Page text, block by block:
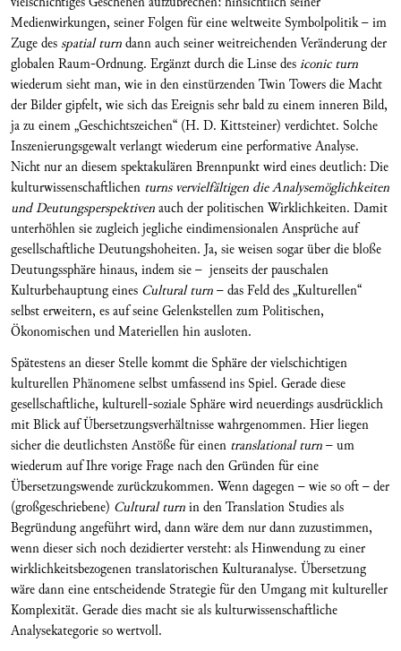
Medienwirkungen, seiner Folgen für eine weltweite Symbolpolitik – im
Zuge desspatial turndann auch seiner weitreichenden Veränderung der
globalen Raum-Ordnung. Ergänzt durch die Linse desiconic turn
wiederum sieht man, wie in den einstürzenden Twin Towers die Macht
der Bilder gipfelt, wie sich das Ereignis sehr bald zu einem inneren Bild,
ja zu einem „Geschichtszeichen“ (H. D. Kittsteiner) verdichtet. Solche
Inszenierungsgewalt verlangt wiederum eine performative Analyse.
Nicht nur an diesem spektakulären Brennpunkt wird eines deutlich: Die
kulturwissenschaftlichen turns vervielfältigen die Analysemöglichkeiten
und Deutungsperspektivenauch der politischen Wirklichkeiten. Damit
unterhöhlen sie zugleich jegliche eindimensionalen Ansprüche auf
gesellschaftliche Deutungshoheiten. Ja, sie weisen sogar über die bloße
Deutungssphäre hinaus, indem sie – jenseits der pauschalen
Kulturbehauptung eines Cultural turn– das Feld des „Kulturellen“
selbst erweitern, es auf seine Gelenkstellen zum Politischen,
Ökonomischen und Materiellen hin ausloten.
Spätestens an dieser Stelle kommt die Sphäre der vielschichtigen
kulturellen Phänomene selbst umfassend ins Spiel. Gerade diese
gesellschaftliche, kulturell-soziale Sphäre wird neuerdings ausdrücklich
mit Blick auf Übersetzungsverhältnisse wahrgenommen. Hier liegen
sicher die deutlichsten Anstöße für einen translational turn– um
wiederum auf Ihre vorige Frage nach den Gründen für eine
Übersetzungswende zurückzukommen. Wenn dagegen – wie so oft – der
(großgeschriebene) Cultural turnin den Translation Studies als
Begründung angeführt wird, dann wäre dem nur dann zuzustimmen,
wenn dieser sich noch dezidierter versteht: als Hinwendung zu einer
wirklichkeitsbezogenen translatorischen Kulturanalyse. Übersetzung
wäre dann eine entscheidende Strategie für den Umgang mit kultureller
Komplexität. Gerade dies macht sie als kulturwissenschaftliche
Analysekategorie so wertvoll.